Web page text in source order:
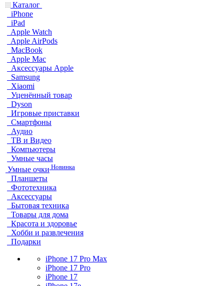
Каталог
iPhone
iPad
Apple Watch
Apple AirPods
MacBook
Apple Mac
Аксессуары Apple
Samsung
Xiaomi
Уценённый товар
Dyson
Игровые приставки
Смартфоны
Аудио
ТВ и Видео
Компьютеры
Умные часы
Умные очки Новинка
Планшеты
Фототехника
Аксессуары
Бытовая техника
Товары для дома
Красота и здоровье
Хобби и развлечения
Подарки
iPhone 17 Pro Max
iPhone 17 Pro
iPhone 17